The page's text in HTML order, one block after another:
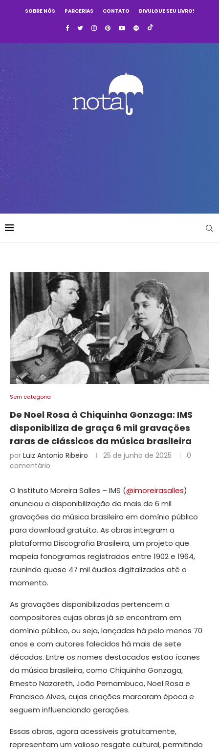
SOBRE NÓS PARCERIAS CONTATO DIVULGUE SEU LIVRO!
Sem categoria
De Noel Rosa à Chiquinha Gonzaga: IMS
disponibiliza de graça 6 mil gravações
raras de clássicos da música brasileira
por Luiz Antonio Ribeiro 25 de junho de 2025
0
comentário
O Instituto Moreira Salles – IMS (@imoreirasalles)
anunciou a disponibilização de mais de 6 mil
gravações da música brasileira em domínio público
para download gratuito. As obras integram a
plataforma Discografia Brasileira, um projeto que
mapeia fonogramas registrados entre 1902 e 1964,
reunindo quase 47 mil áudios digitalizados até o
momento.
As gravações disponibilizadas pertencem a
compositores cujas obras já se encontram em
domínio público, ou seja, lançadas há pelo menos 70
anos e com autores falecidos há mais de sete
décadas. Entre os nomes destacados estão ícones
da música brasileira, como Chiquinha Gonzaga,
Ernesto Nazareth, João Pernambuco, Noel Rosa e
Francisco Alves, cujas criações marcaram época e
seguem influenciando gerações.
Essas obras, agora acessíveis gratuitamente,
representam um valioso resgate cultural, permitindo